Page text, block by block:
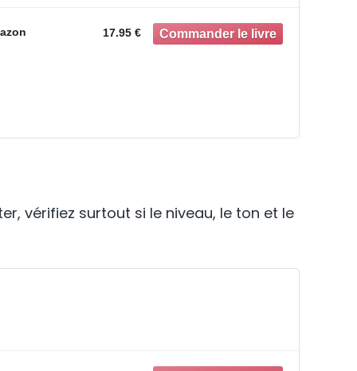
17.95 €
vérifiez surtout si le niveau, le ton et le